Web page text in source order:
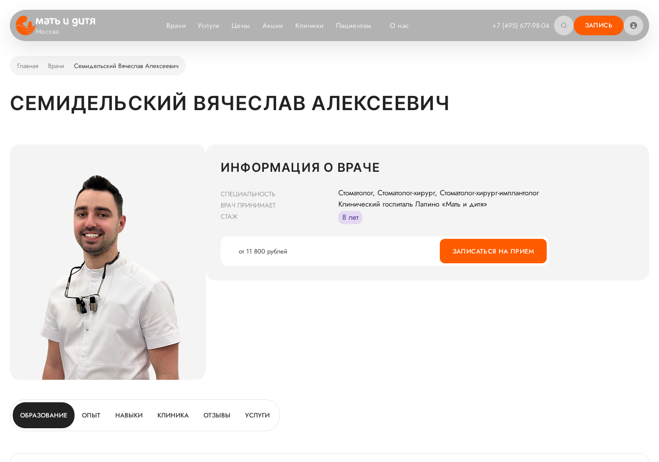
Москва
Врачи Услуги Цены Акции Клиники Пациентам О нас +7 (495) 677-98-04 ЗАПИСЬ
Главная Врачи Семидельский Вячеслав Алексеевич
СЕМИДЕЛЬСКИЙ ВЯЧЕСЛАВ АЛЕКСЕЕВИЧ
ИНФОРМАЦИЯ О ВРАЧЕ
СПЕЦИАЛЬНОСТЬ Стоматолог, Стоматолог-хирург, Стоматолог-хирург-имплантолог
ВРАЧ ПРИНИМАЕТ Клинический госпиталь Лапино «Мать и дитя»
СТАЖ 8 лет
от 11 800 рублей ЗАПИСАТЬСЯ НА ПРИЕМ
ОБРАЗОВАНИЕ ОПЫТ НАВЫКИ КЛИНИКА ОТЗЫВЫ УСЛУГИ